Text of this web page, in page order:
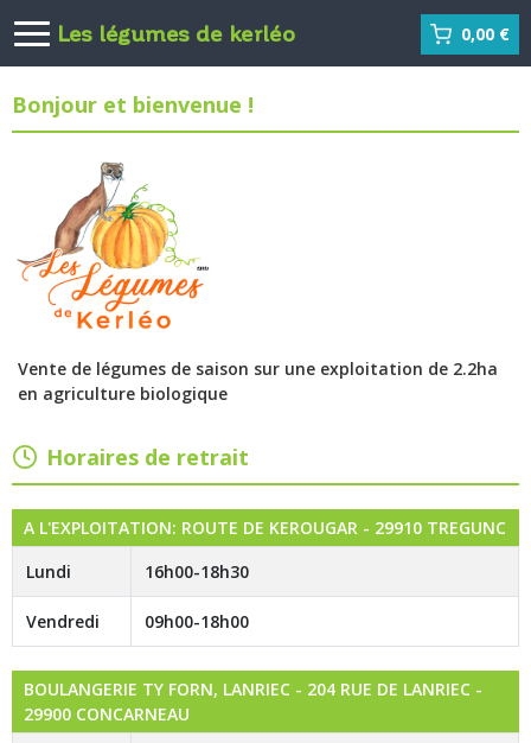
Les légumes de kerléo 0,00 €
Bonjour et bienvenue !
Vente de légumes de saison sur une exploitation de 2.2ha
en agriculture biologique
Horaires de retrait
A L'EXPLOITATION: ROUTE DE KEROUGAR - 29910 TREGUNC
Lundi
16h00-18h30
Vendredi 09h00-18h00
BOULANGERIE TY FORN, LANRIEC - 204 RUE DE LANRIEC -
29900 CONCARNEAU